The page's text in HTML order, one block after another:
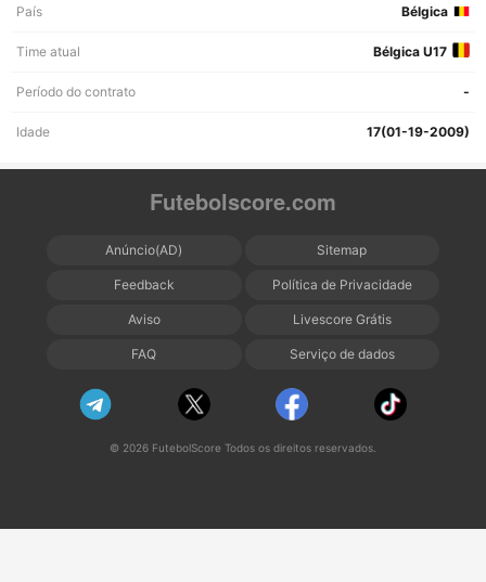
País Bélgica
Time atual Bélgica U17
Período do contrato -
Idade 17(01-19-2009)
Futebolscore.com
Anúncio(AD) Sitemap
Feedback Política de Privacidade
Aviso Livescore Grátis
FAQ Serviço de dados
© 2026 FutebolScore Todos os direitos reservados.